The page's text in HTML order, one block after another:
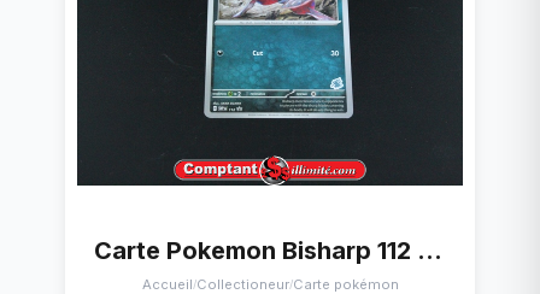
Carte Pokemon Bisharp 112 Promo
Accueil/Collectioneur/Carte pokémon